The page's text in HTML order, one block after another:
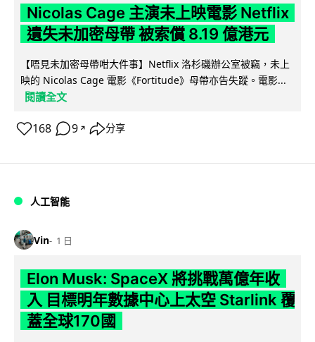
Nicolas Cage 主演未上映電影 Netflix
遺失未加密母帶 被索償 8.19 億港元
【唔見未加密母帶咁大件事】Netflix 洛杉磯辦公室被竊，未上
映的 Nicolas Cage 電影《Fortitude》母帶亦告失蹤。電影...
閱讀全文
168 9 ↗ 分享
人工智能
Vin 1 日
Elon Musk: SpaceX 將挑戰萬億年收
入 目標明年數據中心上太空 Starlink 覆
蓋全球170國